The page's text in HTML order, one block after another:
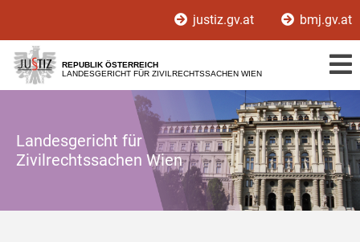
[1]
[2]
[3]
justiz.gv.at bmj.gv.at
REPUBLIK ÖSTERREICH
LANDESGERICHT FÜR ZIVILRECHTSSACHEN WIEN
Landesgericht für
Zivilrechtssachen Wien